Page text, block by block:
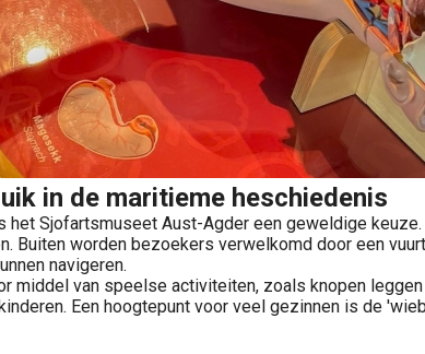
in de maritieme heschiedenis
Sjofartsmuseet Aust-Agder een geweldige
Buiten worden bezoekers verwelkomd door een
navigeren.
middel van speelse activiteiten, zoals knopen
Een hoogtepunt voor veel gezinnen is de